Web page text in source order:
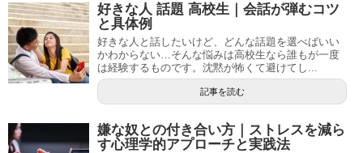
好きな人 話題 高校生｜会話が弾むコツ
と具体例
好きな人と話したいけど、どんな話題を選べばいい
かわからない…そんな悩みは高校生なら誰もが一度
は経験するものです。沈黙が怖くて避けてし...
記事を読む
嫌な奴との付き合い方｜ストレスを減ら
す心理学的アプローチと実践法